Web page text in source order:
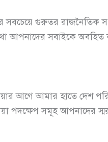
সবচেয়ে গুরুতর রাজনৈতিক
আপনাদের সবাইকে
আগে আমার হাতে দেশ
পদক্ষেপ সমূহ আপনাদের